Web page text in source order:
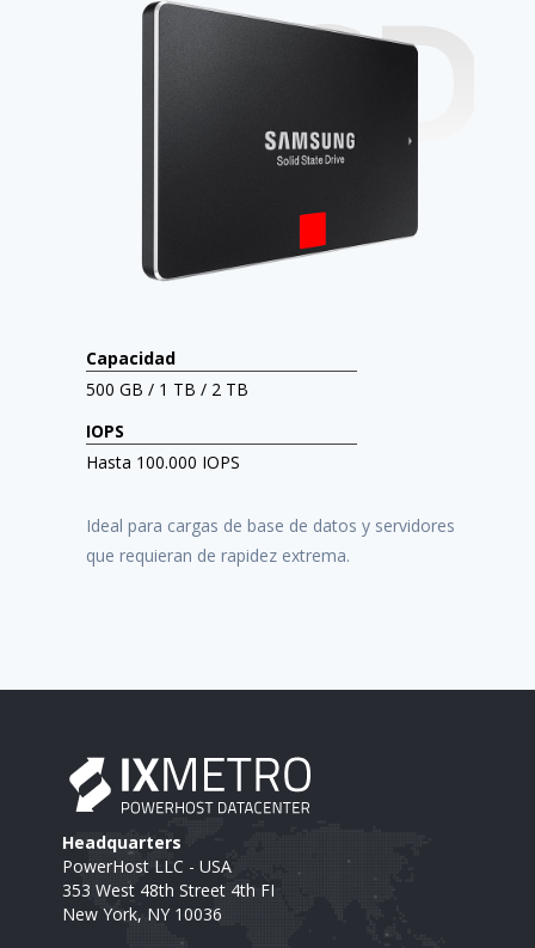
SSD
Capacidad
500 GB / 1 TB / 2 TB
IOPS
Hasta 100.000 IOPS
Ideal para cargas de base de datos y servidores
que requieran de rapidez extrema.
Headquarters
PowerHost LLC - USA
353 West 48th Street 4th FI
New York, NY 10036